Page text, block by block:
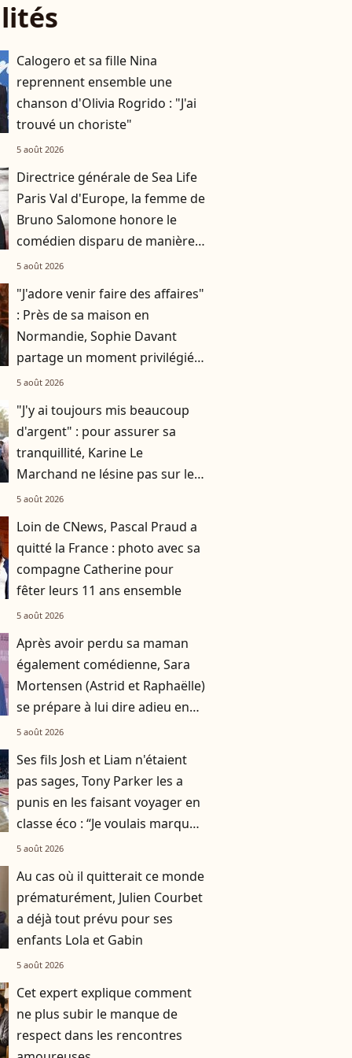
Calogero et sa fille Nina
reprennent ensemble une
chanson d'Olivia Rogrido : "J'ai
trouvé un choriste"
5 août 2026
Directrice générale de Sea Life
Paris Val d'Europe, la femme de
Bruno Salomone honore le
comédien disparu de manière
originale
5 août 2026
"J'adore venir faire des affaires"
: Près de sa maison en
Normandie, Sophie Davant
partage un moment privilégié
avec sa fille Valentine au
5 août 2026
"J'y ai toujours mis beaucoup
d'argent" : pour assurer sa
tranquillité, Karine Le
Marchand ne lésine pas sur les
moyens
5 août 2026
Loin de CNews, Pascal Praud a
quitté la France : photo avec sa
compagne Catherine pour
fêter leurs 11 ans ensemble
5 août 2026
Après avoir perdu sa maman
également comédienne, Sara
Mortensen (Astrid et Raphaëlle)
se prépare à lui dire adieu en
Norvège
5 août 2026
Ses fils Josh et Liam n'étaient
pas sages, Tony Parker les a
punis en les faisant voyager en
classe éco : “Je voulais marquer
le coup"
5 août 2026
Au cas où il quitterait ce monde
prématurément, Julien Courbet
a déjà tout prévu pour ses
enfants Lola et Gabin
5 août 2026
Cet expert explique comment
ne plus subir le manque de
respect dans les rencontres